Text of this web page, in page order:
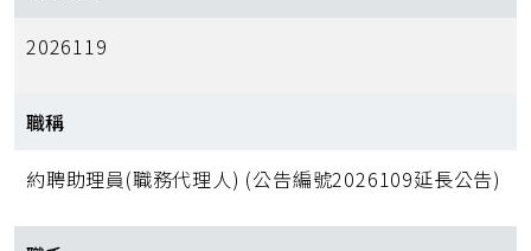
2026119
職稱
約聘助理員(職務代理人) (公告編號2026109延長公告)